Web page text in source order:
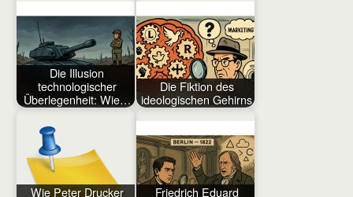
Die Illusion
technologischer
Überlegenheit: Wie…
Die Fiktion des
ideologischen Gehirns
Wie Peter Drucker
Friedrich Eduard